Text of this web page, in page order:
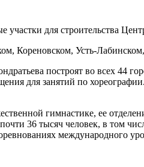
для строительства
Кореновском, Усть-
построят во всех 44
для занятий по
гимнастике, ее
36 тысяч человек, в том
международного